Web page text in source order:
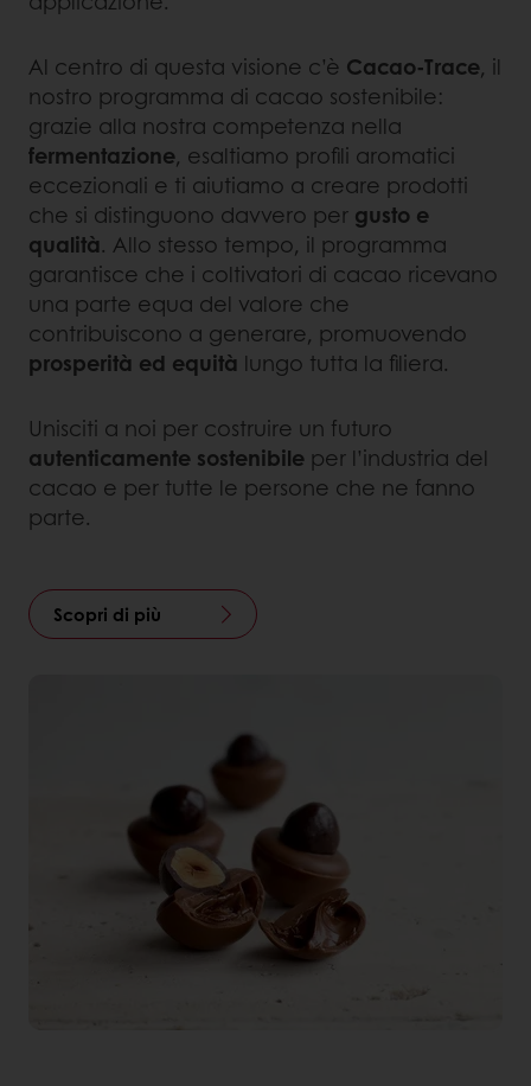
Al centro di questa visione c’è Cacao‑Trace, il
nostro programma di cacao sostenibile:
grazie alla nostra competenza nella
fermentazione, esaltiamo profili aromatici
eccezionali e ti aiutiamo a creare prodotti
che si distinguono davvero per gusto e
qualità. Allo stesso tempo, il programma
garantisce che i coltivatori di cacao ricevano
una parte equa del valore che
contribuiscono a generare, promuovendo
prosperità ed equità lungo tutta la filiera.
Unisciti a noi per costruire un futuro
autenticamente sostenibile per l’industria del
cacao e per tutte le persone che ne fanno
parte.
Scopri di più